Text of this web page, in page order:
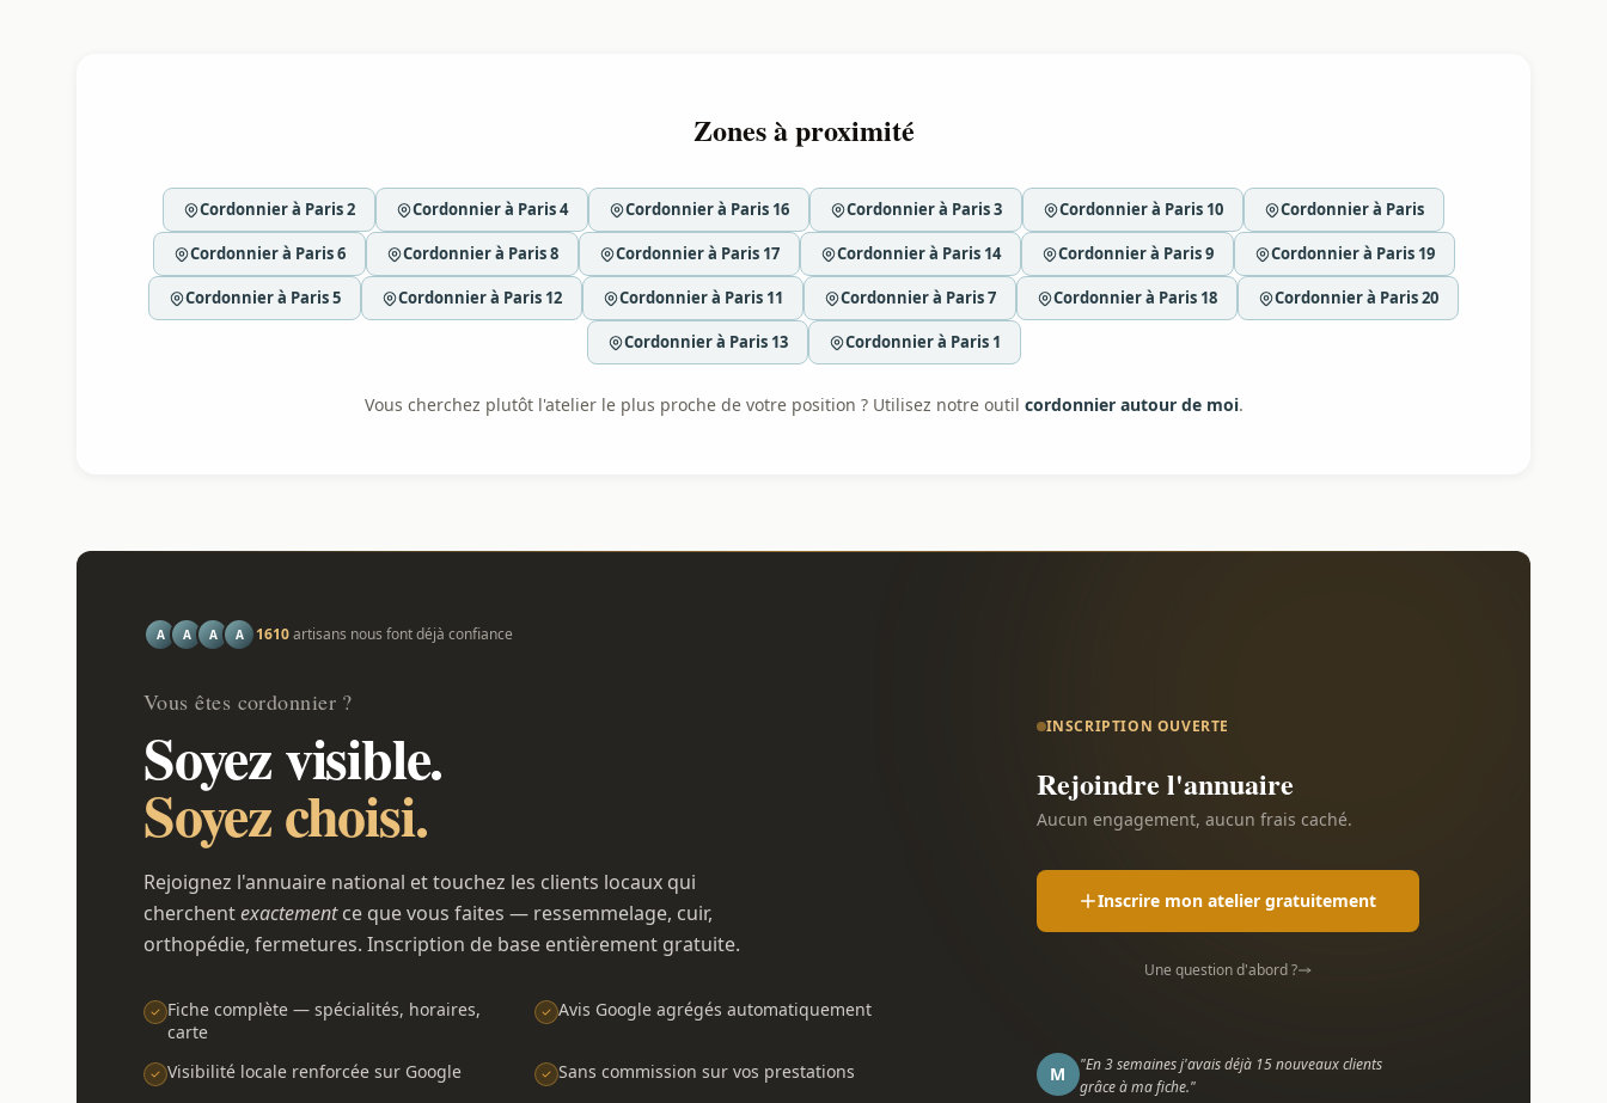
Zones à proximité
Cordonnier à Paris 2 Cordonnier à Paris 4 Cordonnier à Paris 16 Cordonnier à Paris 3 Cordonnier à Paris 10 Cordonnier à Paris
Cordonnier à Paris 6 Cordonnier à Paris 8 Cordonnier à Paris 17 Cordonnier à Paris 14 Cordonnier à Paris 9 Cordonnier à Paris 19
Cordonnier à Paris 5 Cordonnier à Paris 12 Cordonnier à Paris 11 Cordonnier à Paris 7 Cordonnier à Paris 18 Cordonnier à Paris 20
Cordonnier à Paris 13 Cordonnier à Paris 1
Vous cherchez plutôt l'atelier le plus proche de votre position ? Utilisez notre outil cordonnier autour de moi.
A A A A 1610artisans nous font déjà confiance
Vous êtes cordonnier ?
Soyez visible.
Soyez choisi.
Rejoignez l'annuaire national et touchez les clients locaux qui
cherchentexactementce que vous faites — ressemmelage, cuir,
orthopédie, fermetures. Inscription de base entièrement gratuite.
Fiche complète — spécialités, horaires,
carte
Avis Google agrégés automatiquement
Visibilité locale renforcée sur Google Sans commission sur vos prestations
INSCRIPTION OUVERTE
Rejoindre l'annuaire
Aucun engagement, aucun frais caché.
Inscrire mon atelier gratuitement
Une question d'abord ?
M
"En 3 semaines j'avais déjà 15 nouveaux clients
grâce à ma fiche."